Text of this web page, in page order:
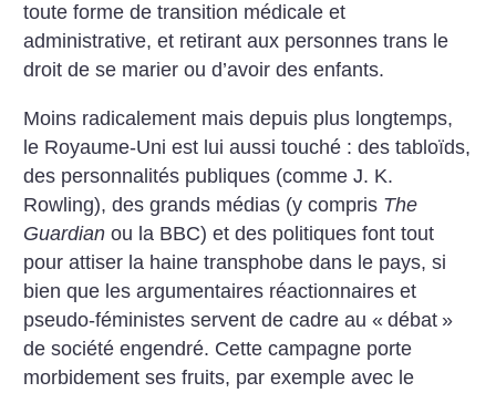
toute forme de transition médicale et
administrative, et retirant aux personnes trans le
droit de se marier ou d’avoir des enfants.
Moins radicalement mais depuis plus longtemps,
le Royaume-Uni est lui aussi touché : des tabloïds,
des personnalités publiques (comme J. K.
Rowling), des grands médias (y compris The
Guardian ou la BBC) et des politiques font tout
pour attiser la haine transphobe dans le pays, si
bien que les argumentaires réactionnaires et
pseudo-féministes servent de cadre au « débat »
de société engendré. Cette campagne porte
morbidement ses fruits, par exemple avec le